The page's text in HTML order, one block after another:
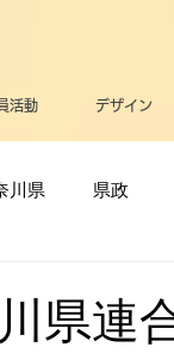
活動 デザイン
川県 県政
県連